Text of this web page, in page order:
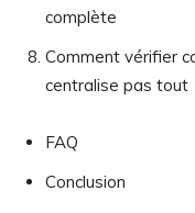
complète
Comment vérifier
centralise pas tout
FAQ
Conclusion